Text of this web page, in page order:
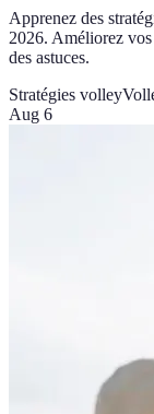
Apprenez des
2026. Améliorez
des astuces.
Stratégies volley
Aug 6